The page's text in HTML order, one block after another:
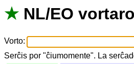
★ NL/EO vortaro
Vorto:
Serĉis por "ĉiumomente". La